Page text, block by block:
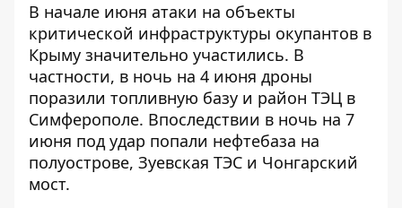
В начале июня атаки на объекты
критической инфраструктуры окупантов в
Крыму значительно участились. В
частности, в ночь на 4 июня дроны
поразили топливную базу и район ТЭЦ в
Симферополе. Впоследствии в ночь на 7
июня под удар попали нефтебаза на
полуострове, Зуевская ТЭС и Чонгарский
мост.